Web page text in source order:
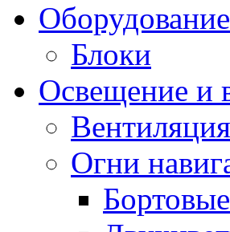
Блоки
Освещение и
Вентиляция
Огни